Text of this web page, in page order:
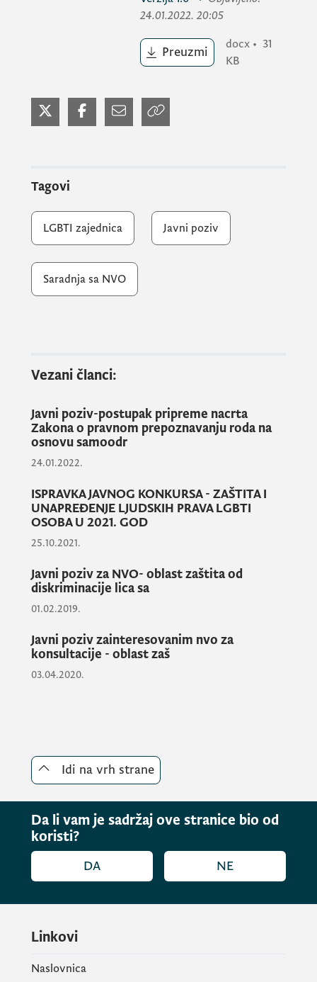
24.01.2022. 20:05
Preuzmi
docx • 31
KB
Tagovi
LGBTI zajednica Javni poziv
Saradnja sa NVO
Vezani članci:
Javni poziv-postupak pripreme nacrta
Zakona o pravnom prepoznavanju roda na
osnovu samoodr
24.01.2022.
ISPRAVKA JAVNOG KONKURSA - ZAŠTITA I
UNAPREĐENJE LJUDSKIH PRAVA LGBTI
OSOBA U 2021. GOD
25.10.2021.
Javni poziv za NVO- oblast zaštita od
diskriminacije lica sa
01.02.2019.
Javni poziv zainteresovanim nvo za
konsultacije - oblast zaš
03.04.2020.
Idi na vrh strane
Da li vam je sadržaj ove stranice bio od
koristi?
DA NE
Linkovi
Naslovnica